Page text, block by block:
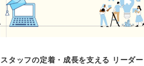
スタッフの定着・成長を支える リーダー